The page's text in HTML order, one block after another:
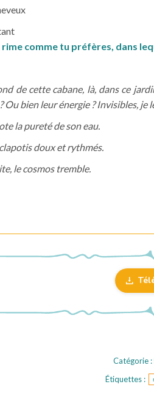
comme tu préfères, dans
de cette cabane, là, dans ce
bien leur énergie ? Invisibles, je
la pureté de son eau.
doux et rythmés.
le cosmos tremble.
Catégorie :
Étiquettes :